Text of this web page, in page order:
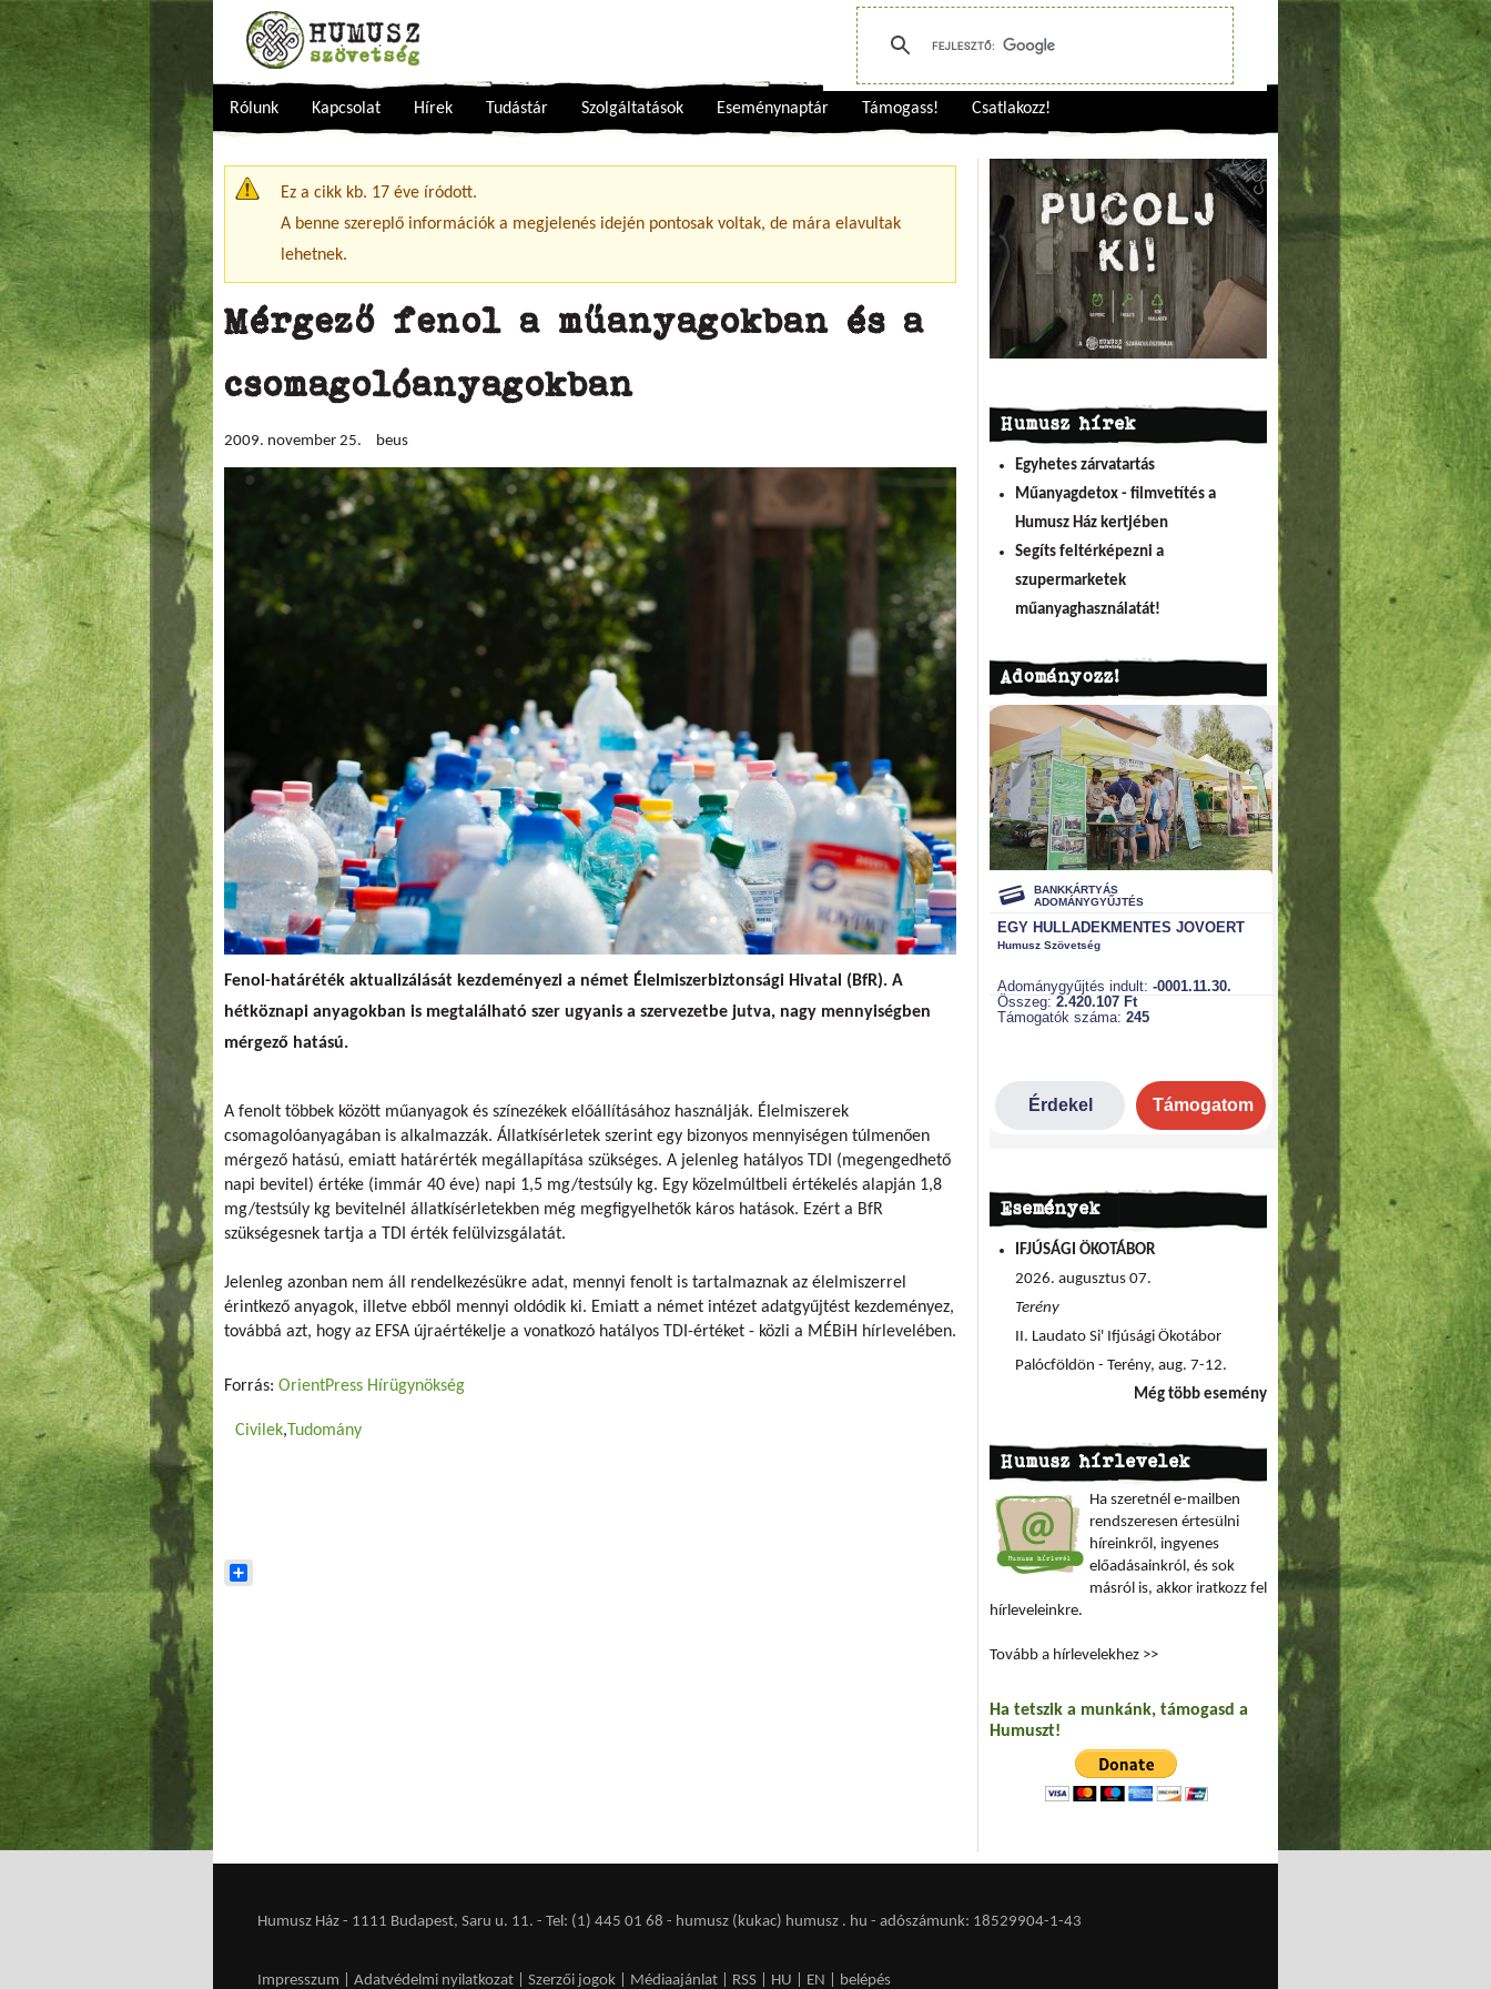
Rólunk Kapcsolat Hírek Tudástár Szolgáltatások Eseménynaptár Támogass! Csatlakozz!
Figyelmeztető üzenet
Ez a cikk kb. 17 éve íródott.
A benne szereplő információk a megjelenés idején pontosak voltak, de mára elavultak
lehetnek.
Mérgező fenol a műanyagokban és a
csomagolóanyagokban
2009. november 25. beus
Fenol-határéték aktualizálását kezdeményezi a német Élelmiszerbiztonsági Hivatal (BfR). A
hétköznapi anyagokban is megtalálható szer ugyanis a szervezetbe jutva, nagy mennyiségben
mérgező hatású.
A fenolt többek között műanyagok és színezékek előállításához használják. Élelmiszerek
csomagolóanyagában is alkalmazzák. Állatkísérletek szerint egy bizonyos mennyiségen túlmenően
mérgező hatású, emiatt határérték megállapítása szükséges. A jelenleg hatályos TDI (megengedhető
napi bevitel) értéke (immár 40 éve) napi 1,5 mg/testsúly kg. Egy közelmúltbeli értékelés alapján 1,8
mg/testsúly kg bevitelnél állatkísérletekben még megfigyelhetők káros hatások. Ezért a BfR
szükségesnek tartja a TDI érték felülvizsgálatát.
Jelenleg azonban nem áll rendelkezésükre adat, mennyi fenolt is tartalmaznak az élelmiszerrel
érintkező anyagok, illetve ebből mennyi oldódik ki. Emiatt a német intézet adatgyűjtést kezdeményez,
továbbá azt, hogy az EFSA újraértékelje a vonatkozó hatályos TDI-értéket - közli a MÉBiH hírlevelében.
Forrás: OrientPress Hírügynökség
Civilek Tudomány
Humusz hírek
Egyhetes zárvatartás
Műanyagdetox - filmvetítés a
Humusz Ház kertjében
Segíts feltérképezni a
szupermarketek
műanyaghasználatát!
Adományozz!
Események
IFJÚSÁGI ÖKOTÁBOR
2026. augusztus 07.
Terény
II. Laudato Si' Ifjúsági Ökotábor
Palócföldön - Terény, aug. 7-12.
Még több esemény
Humusz hírlevelek
Ha szeretnél e-mailben
rendszeresen értesülni
híreinkről, ingyenes
előadásainkról, és sok
másról is, akkor iratkozz fel
hírleveleinkre.
Tovább a hírlevelekhez >>
Ha tetszik a munkánk, támogasd a
Humuszt!
Humusz Ház - 1111 Budapest, Saru u. 11. - Tel: (1) 445 01 68 - humusz (kukac) humusz . hu - adószámunk: 18529904-1-43
Impresszum Adatvédelmi nyilatkozat Szerzői jogok Médiaajánlat RSS HU EN belépés